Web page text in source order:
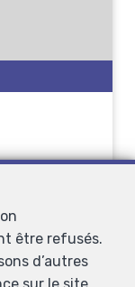
être refusés.
d’autres